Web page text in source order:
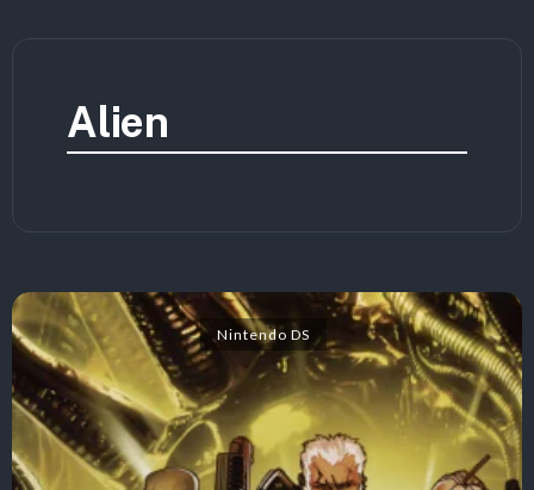
Alien
Nintendo DS